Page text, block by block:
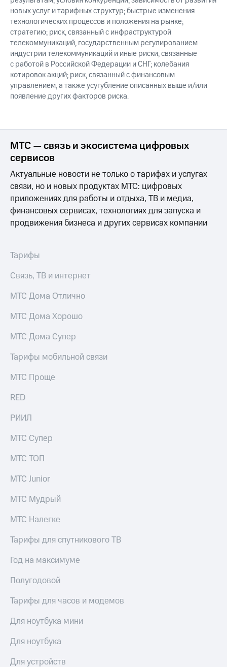
новых услуг и тарифных структур; быстрые изменения
технологических процессов и положения на рынке;
стратегию; риск, связанный с инфраструктурой
телекоммуникаций, государственным регулированием
индустрии телекоммуникаций и иные риски, связанные
с работой в Российской Федерации и СНГ; колебания
котировок акций; риск, связанный с финансовым
управлением, а также усугубление описанных выше и/или
появление других факторов риска.
МТС — связь и экосистема цифровых
сервисов
Актуальные новости не только о тарифах и услугах
связи, но и новых продуктах МТС: цифровых
приложениях для работы и отдыха, ТВ и медиа,
финансовых сервисах, технологиях для запуска и
продвижения бизнеса и других сервисах компании
Тарифы
Связь, ТВ и интернет
МТС Дома Отлично
МТС Дома Хорошо
МТС Дома Супер
Тарифы мобильной связи
МТС Проще
RED
РИИЛ
МТС Супер
МТС ТОП
МТС Junior
МТС Мудрый
МТС Налегке
Тарифы для спутникового ТВ
Год на максимуме
Полугодовой
Тарифы для часов и модемов
Для ноутбука мини
Для ноутбука
Для устройств